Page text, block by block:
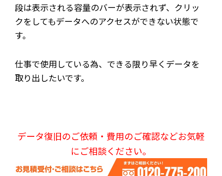
段は表示される容量のバーが表示されず、クリッ
クをしてもデータへのアクセスができない状態で
す。
仕事で使用している為、できる限り早くデータを
取り出したいです。
データ復旧のご依頼・費用のご確認などお気軽
にご相談ください。